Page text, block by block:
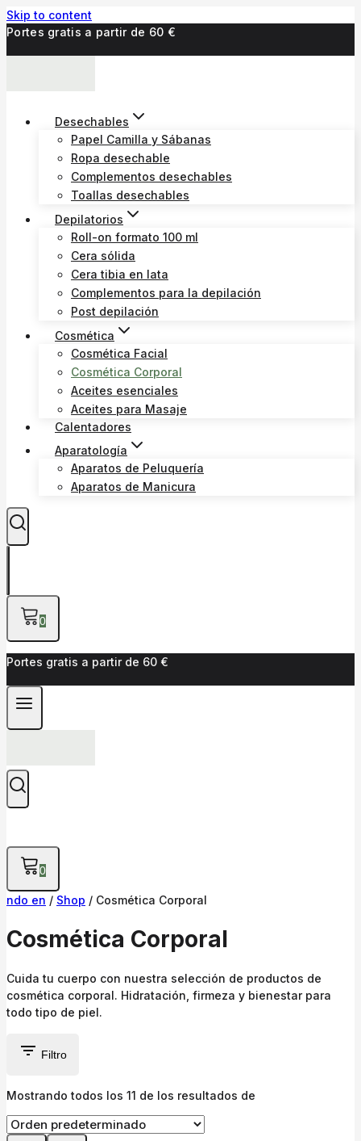
Skip to content
Portes gratis a partir de 60 €
Desechables
Papel Camilla y Sábanas
Ropa desechable
Complementos desechables
Toallas desechables
Depilatorios
Roll-on formato 100 ml
Cera sólida
Cera tibia en lata
Complementos para la depilación
Post depilación
Cosmética
Cosmética Facial
Cosmética Corporal
Aceites esenciales
Aceites para Masaje
Calentadores
Aparatología
Aparatos de Peluquería
Aparatos de Manicura
0
Portes gratis a partir de 60 €
0
ndo en / Shop / Cosmética Corporal
Cosmética Corporal
Cuida tu cuerpo con nuestra selección de productos de
cosmética corporal. Hidratación, firmeza y bienestar para
todo tipo de piel.
Filtro
Mostrando todos los 11 de los resultados de